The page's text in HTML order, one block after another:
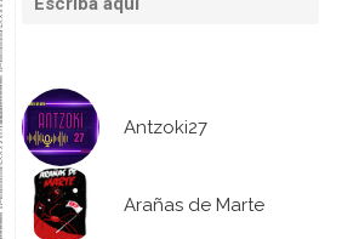
Antzoki27
Arañas de Marte